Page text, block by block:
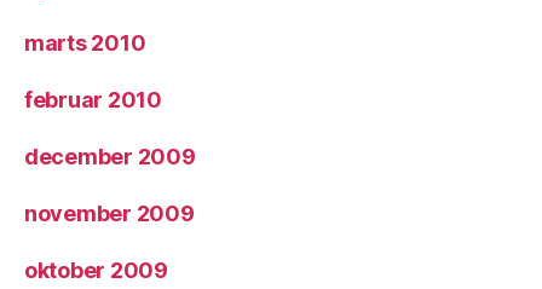
marts 2010
februar 2010
december 2009
november 2009
oktober 2009